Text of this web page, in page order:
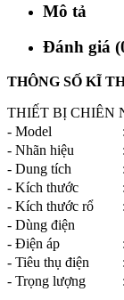
Mô tả
Đánh giá
THÔNG SỐ KĨ
THIẾT BỊ CHIÊN
- Model
- Nhãn hiệu
- Dung tích
- Kích thước
- Kích thước rổ
- Dùng điện
- Điện áp
- Tiêu thụ điện
- Trọng lượng